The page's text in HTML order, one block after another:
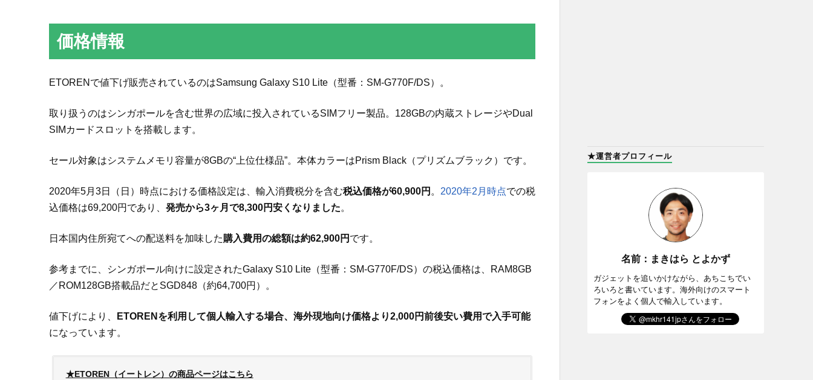
価格情報
ETORENで値下げ販売されているのはSamsung Galaxy S10 Lite（型番：SM-G770F/DS）。
取り扱うのはシンガポールを含む世界の広域に投入されているSIMフリー製品。128GBの内蔵ストレージやDual
SIMカードスロットを搭載します。
セール対象はシステムメモリ容量が8GBの“上位仕様品”。本体カラーはPrism Black（プリズムブラック）です。
2020年5月3日（日）時点における価格設定は、輸入消費税分を含む税込価格が60,900円 。 2020年2月時点での税
込価格は69,200円であり、 発売から3ヶ月で8,300円安くなりました。
日本国内住所宛てへの配送料を加味した購入費用の総額は約62,900円 です。
参考までに、シンガポール向けに設定されたGalaxy S10 Lite（型番：SM-G770F/DS）の税込価格は、RAM8GB
／ROM128GB搭載品だとSGD848（約64,700円）。
値下げにより、
ETORENを利用して個人輸入する場合、海外現地向け価格より2,000円前後安い費用で入手可能
になっています。
★ETOREN（イートレン）の商品ページはこちら
★運営者プロフィール
名前：まきはら とよかず
ガジェットを追いかけながら、あちこちでい
ろいろと書いています。海外向けのスマート
フォンをよく個人で輸入しています。